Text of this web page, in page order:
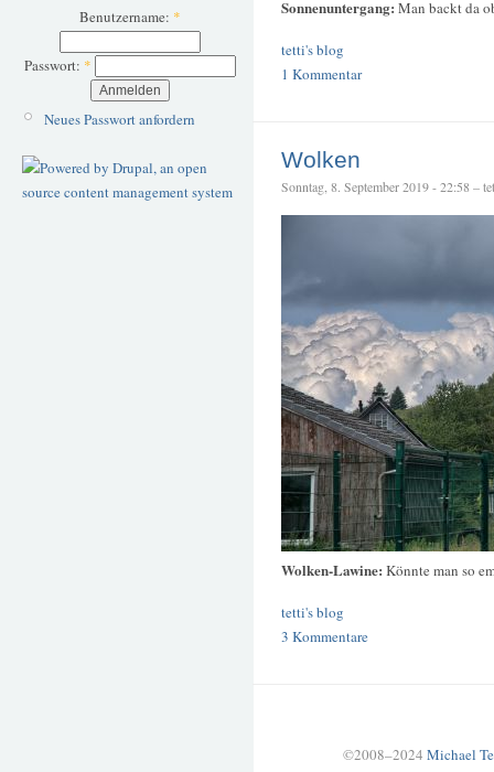
Benutzername: *
Passwort: *
Neues Passwort anfordern
Sonnenuntergang: Man backt da
tetti's blog
1 Kommentar
Wolken
Sonntag, 8. September 2019 - 22:58 –
Wolken-Lawine: Könnte man so
tetti's blog
3 Kommentare
©2008–2024 Michael